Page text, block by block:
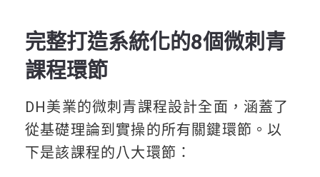
完整打造系統化的8個微刺青
課程環節
DH美業的微刺青課程設計全面，涵蓋了
從基礎理論到實操的所有關鍵環節。以
下是該課程的八大環節：